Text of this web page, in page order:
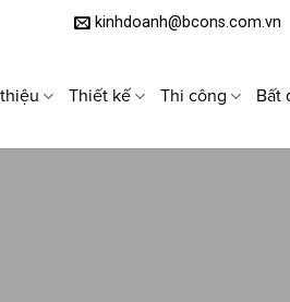
kinhdoanh@bcons.com.vn
Thiết kế Thi công Bất